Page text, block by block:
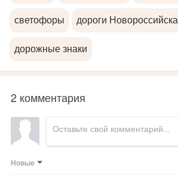
светофоры дороги Новороссийска
дорожные знаки
2 комментария
Новые